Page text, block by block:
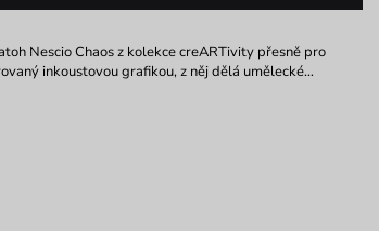
Nescio Chaos z kolekce creARTivity přesně pro
inkoustovou grafikou, z něj dělá umělecké…